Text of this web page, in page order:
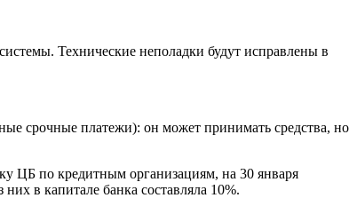
Технические неполадки будут исправлены в
срочные платежи): он может принимать средства, но
ЦБ по кредитным организациям, на 30 января
в капитале банка составляла 10%.